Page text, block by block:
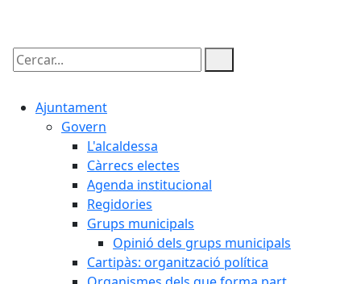
Cercar:
Ajuntament
Govern
L'alcaldessa
Càrrecs electes
Agenda institucional
Regidories
Grups municipals
Opinió dels grups municipals
Cartipàs: organització política